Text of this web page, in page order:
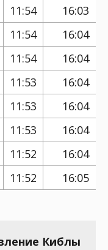
11:54
16:03
11:54
16:04
11:54
16:04
11:53
16:04
11:53
16:04
11:53
16:04
11:52
16:04
11:52 16:05
Киблы